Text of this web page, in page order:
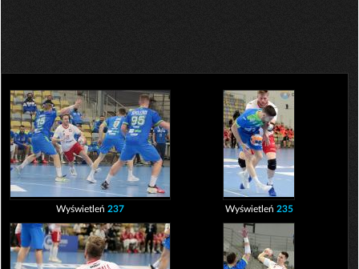
Wyświetleń 237 Wyświetleń 235